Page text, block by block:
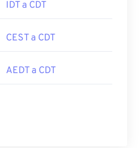
IDT a CDT
CEST a CDT
AEDT a CDT